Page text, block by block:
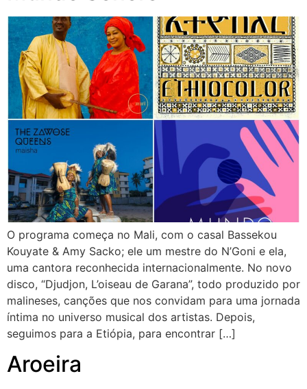
O programa começa no Mali, com o casal Bassekou
Kouyate & Amy Sacko; ele um mestre do N’Goni e ela,
uma cantora reconhecida internacionalmente. No novo
disco, “Djudjon, L’oiseau de Garana”, todo produzido por
malineses, canções que nos convidam para uma jornada
íntima no universo musical dos artistas. Depois,
seguimos para a Etiópia, para encontrar […]
Aroeira